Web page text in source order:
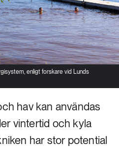
enligt forskare vid Lunds
hav kan användas
vintertid och kyla
har stor potential